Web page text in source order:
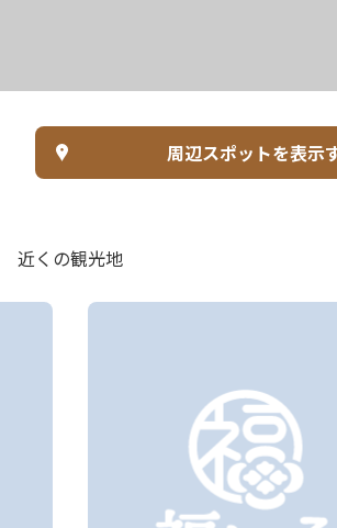
周辺スポットを表示
近くの観光地